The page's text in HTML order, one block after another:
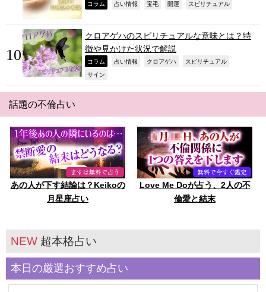
コラム 占い情報 宝毛 開運 スピリチュアル
クロアゲハのスピリチュアルな意味とは？特
徴や見かけた状況で解説
コラム 占い情報 クロアゲハ スピリチュアル
サイン
話題の不倫占い
あの人が下す結論は？Keikoの
月星座占い
Love Me Doが占う、2人の不
倫愛と結末
NEW 超本格占い
本日の厳選おすすめ占い